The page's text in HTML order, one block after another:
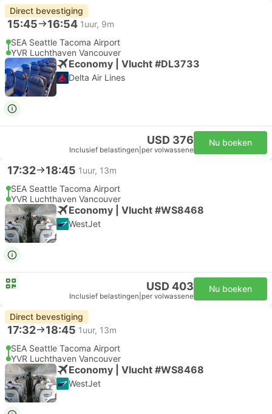
Direct bevestiging
15:45 16:54 1uur, 9m
SEA Seattle Tacoma Airport
YVR Luchthaven Vancouver
Economy | Vlucht #DL3733
Delta Air Lines
USD 376
Inclusief belastingen per volwassene
Nu boeken
17:32 18:45 1uur, 13m
SEA Seattle Tacoma Airport
YVR Luchthaven Vancouver
Economy | Vlucht #WS8468
WestJet
USD 403
Inclusief belastingen per volwassene
Nu boeken
Direct bevestiging
17:32 18:45 1uur, 13m
SEA Seattle Tacoma Airport
YVR Luchthaven Vancouver
Economy | Vlucht #WS8468
WestJet